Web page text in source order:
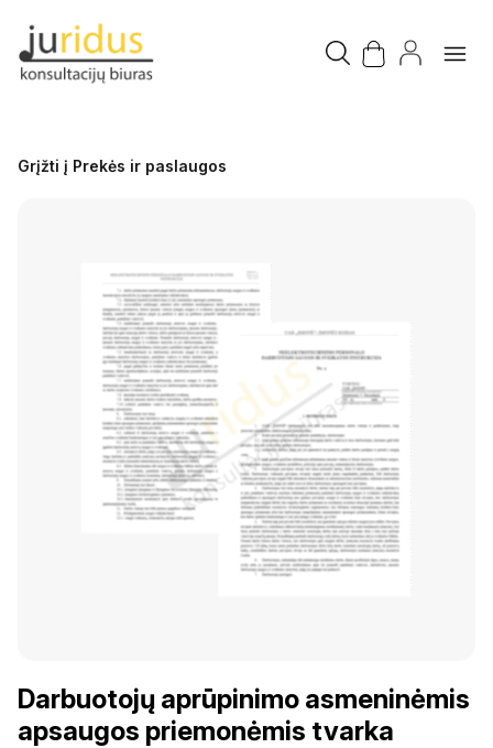
Grįžti į Prekės ir paslaugos
Darbuotojų aprūpinimo asmeninėmis
apsaugos priemonėmis tvarka